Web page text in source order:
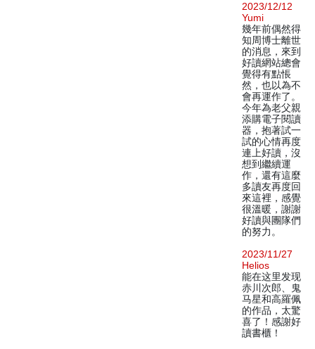
2023/12/12
Yumi
幾年前偶然得
知周博士離世
的消息，來到
好讀網站總會
覺得有點悵
然，也以為不
會再運作了。
今年為老父親
添購電子閱讀
器，抱著試一
試的心情再度
連上好讀，沒
想到繼續運
作，還有這麼
多讀友再度回
來這裡，感覺
很溫暖，謝謝
好讀與團隊們
的努力。
2023/11/27
Helios
能在这里发现
赤川次郎、鬼
马星和高羅佩
的作品，太驚
喜了！感謝好
讀書櫃！